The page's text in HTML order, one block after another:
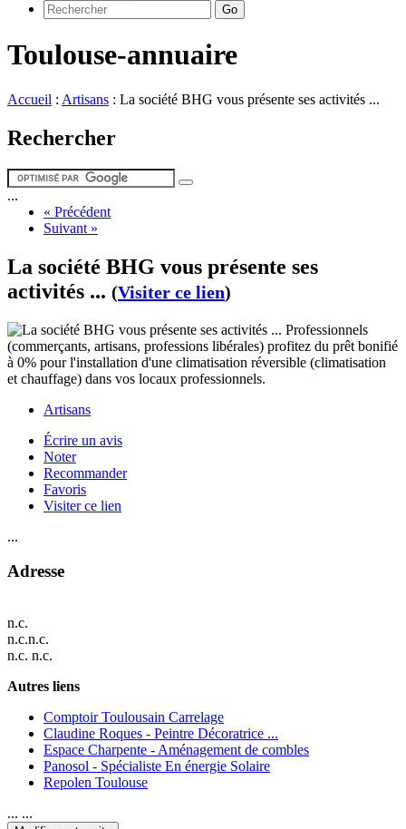
Go
Toulouse-annuaire
Accueil : Artisans : La société BHG vous présente ses activités ...
Rechercher
...
« Précédent
Suivant »
La société BHG vous présente ses
activités ... (Visiter ce lien)
Professionnels
(commerçants, artisans, professions libérales) profitez du prêt bonifié
à 0% pour l'installation d'une climatisation réversible (climatisation
et chauffage) dans vos locaux professionnels.
Artisans
Écrire un avis
Noter
Recommander
Favoris
Visiter ce lien
...
Adresse
n.c.
n.c.n.c.
n.c. n.c.
Autres liens
Comptoir Toulousain Carrelage
Claudine Roques - Peintre Décoratrice ...
Espace Charpente - Aménagement de combles
Panosol - Spécialiste En énergie Solaire
Repolen Toulouse
... ...